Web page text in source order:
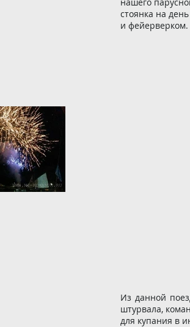
стоянка на
и фейерверком.
Из данной
штурвала,
для купания в